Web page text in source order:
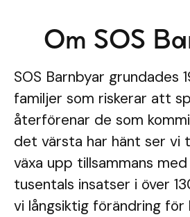
Om SOS
SOS Barnbyar grundades
familjer som riskerar att
återförenar de som
det värsta har hänt ser vi
växa upp tillsammans
tusentals insatser i över
vi långsiktig förändring för